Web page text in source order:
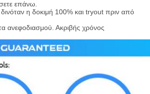
επάνω.
η δοκιμή 100% και tryout πριν από
ανεφοδιασμού. Ακριβής χρόνος